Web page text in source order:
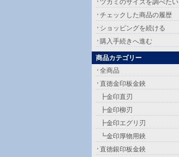
ツカミのサイズを調べたい
チェックした商品の履歴
ショッピングを続ける
購入手続きへ進む
商品カテゴリー
全商品
直徳金印板金鋏
┣金印直刃
┣金印柳刃
┣金印エグリ刃
┗金印厚物用鋏
直徳銀印板金鋏